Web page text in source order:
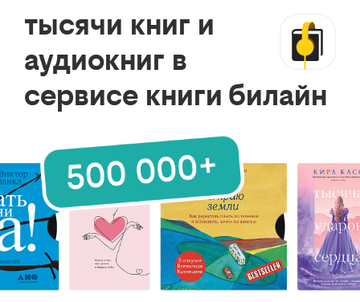
тысячи книг и
аудиокниг в
сервисе книги билайн